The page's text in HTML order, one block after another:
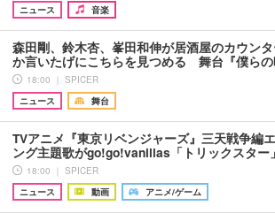
ニュース
音楽
森田剛、鈴木杏、峯田和伸が居酒屋のカウン
か言いたげにこちらを見つめる 舞台『僕ら
18:00 ｜ SPICER
ニュース
舞台
TVアニメ『東京リベンジャーズ』三天戦争編
ング主題歌がgo!go!vanillas「トリックスタ
18:00 ｜ SPICER
ニュース
動画 アニメ/ゲーム